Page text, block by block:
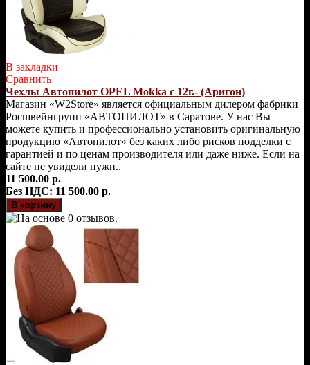
В закладки
Сравнить
Чехлы Автопилот OPEL Mokka с 12г.- (Аригон)
Магазин «W2Store» является официальным дилером фабрики
Росшвейнгрупп «АВТОПИЛОТ» в Саратове. У нас Вы
можете купить и профессионально установить оригинальную
продукцию «Автопилот» без каких либо рисков подделки с
гарантией и по ценам производителя или даже ниже. Если на
сайте не увидели нужн..
11 500.00 р.
Без НДС: 11 500.00 р.